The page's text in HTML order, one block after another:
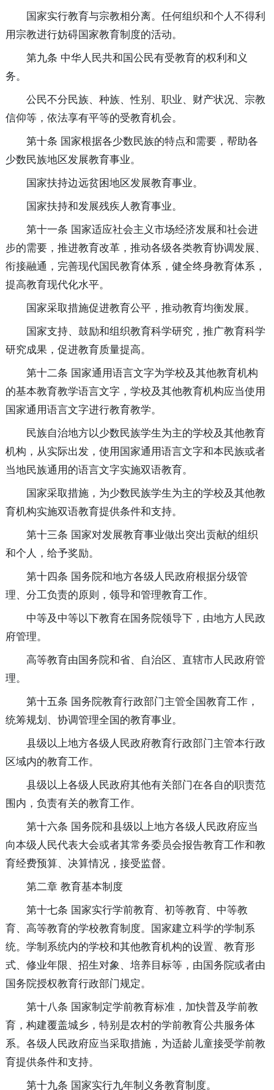
国家实行教育与宗教相分离。任何组织和个人不得利
用宗教进行妨碍国家教育制度的活动。
第九条 中华人民共和国公民有受教育的权利和义
务。
公民不分民族、种族、性别、职业、财产状况、宗教
信仰等，依法享有平等的受教育机会。
第十条 国家根据各少数民族的特点和需要，帮助各
少数民族地区发展教育事业。
国家扶持边远贫困地区发展教育事业。
国家扶持和发展残疾人教育事业。
第十一条 国家适应社会主义市场经济发展和社会进
步的需要，推进教育改革，推动各级各类教育协调发展、
衔接融通，完善现代国民教育体系，健全终身教育体系，
提高教育现代化水平。
国家采取措施促进教育公平，推动教育均衡发展。
国家支持、鼓励和组织教育科学研究，推广教育科学
研究成果，促进教育质量提高。
第十二条 国家通用语言文字为学校及其他教育机构
的基本教育教学语言文字，学校及其他教育机构应当使用
国家通用语言文字进行教育教学。
民族自治地方以少数民族学生为主的学校及其他教育
机构，从实际出发，使用国家通用语言文字和本民族或者
当地民族通用的语言文字实施双语教育。
国家采取措施，为少数民族学生为主的学校及其他教
育机构实施双语教育提供条件和支持。
第十三条 国家对发展教育事业做出突出贡献的组织
和个人，给予奖励。
第十四条 国务院和地方各级人民政府根据分级管
理、分工负责的原则，领导和管理教育工作。
中等及中等以下教育在国务院领导下，由地方人民政
府管理。
高等教育由国务院和省、自治区、直辖市人民政府管
理。
第十五条 国务院教育行政部门主管全国教育工作，
统筹规划、协调管理全国的教育事业。
县级以上地方各级人民政府教育行政部门主管本行政
区域内的教育工作。
县级以上各级人民政府其他有关部门在各自的职责范
围内，负责有关的教育工作。
第十六条 国务院和县级以上地方各级人民政府应当
向本级人民代表大会或者其常务委员会报告教育工作和教
育经费预算、决算情况，接受监督。
第二章 教育基本制度
第十七条 国家实行学前教育、初等教育、中等教
育、高等教育的学校教育制度。
国家建立科学的学制系
统。学制系统内的学校和其他教育机构的设置、教育形
式、修业年限、招生对象、培养目标等，由国务院或者由
国务院授权教育行政部门规定。
第十八条 国家制定学前教育标准，加快普及学前教
育，构建覆盖城乡，特别是农村的学前教育公共服务体
系。各级人民政府应当采取措施，为适龄儿童接受学前教
育提供条件和支持。
第十九条 国家实行九年制义务教育制度。